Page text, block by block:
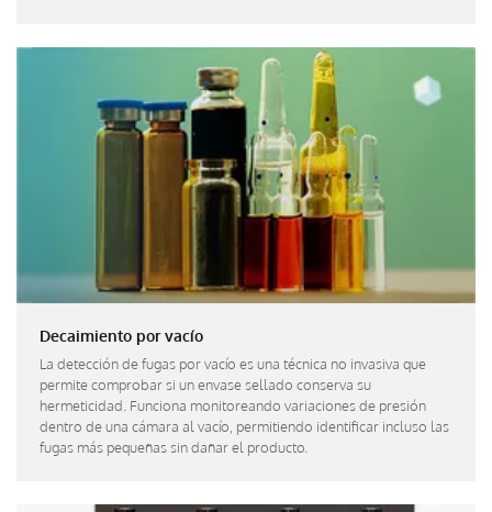
Decaimiento por vacío
La detección de fugas por vacío es una técnica no invasiva que
permite comprobar si un envase sellado conserva su
hermeticidad. Funciona monitoreando variaciones de presión
dentro de una cámara al vacío, permitiendo identificar incluso las
fugas más pequeñas sin dañar el producto.